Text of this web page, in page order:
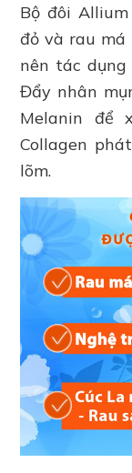
Bộ đôi
đỏ và rau má
nên tác
Đẩy nhân
Melanin để
Collagen
lõm.